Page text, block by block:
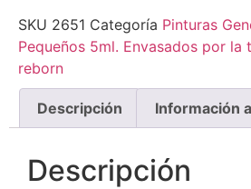
SKU 2651 Categoría Pinturas
Pequeños 5ml. Envasados por la
reborn
Descripción Información
Descripción